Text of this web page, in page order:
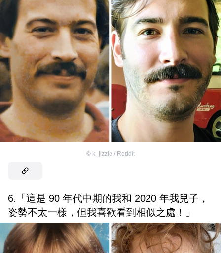
© k_jizzle / Reddit
6.「這是 90 年代中期的我和 2020 年我兒子，
姿勢不太一樣，但我喜歡看到相似之處！」